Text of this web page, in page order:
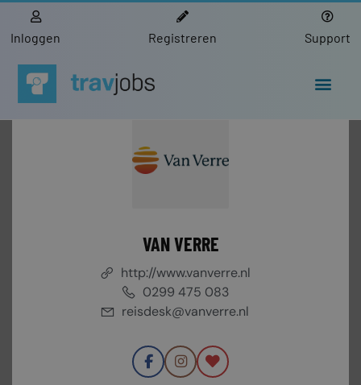
Inloggen Registreren Support
VAN VERRE
http://www.vanverre.nl
0299 475 083
reisdesk@vanverre.nl